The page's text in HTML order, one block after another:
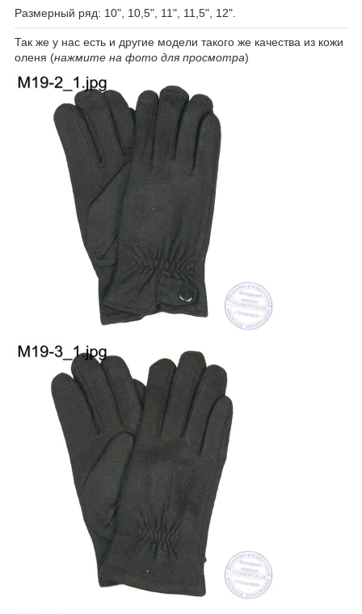
Размерный ряд: 10", 10,5", 11", 11,5", 12".
Так же у нас есть и другие модели такого же качества из кожи
оленя (нажмите на фото для просмотра)